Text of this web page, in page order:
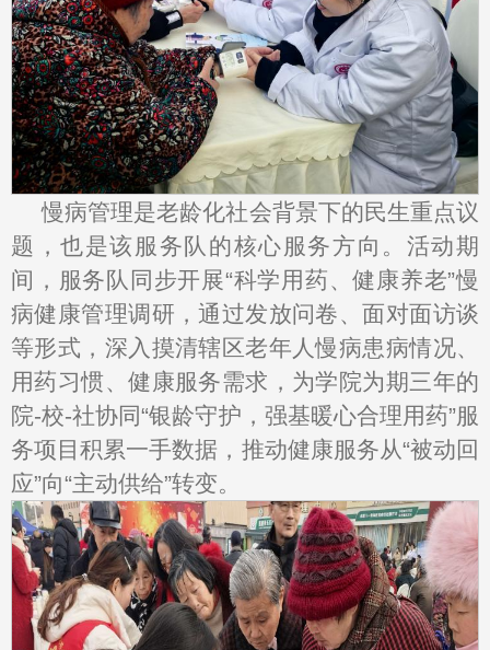
慢病管理是老龄化社会背景下的民生重点议
题，也是该服务队的核心服务方向。活动期
间，服务队同步开展“科学用药、健康养老”慢
病健康管理调研，通过发放问卷、面对面访谈
等形式，深入摸清辖区老年人慢病患病情况、
用药习惯、健康服务需求，为学院为期三年的
院-校-社协同“银龄守护，强基暖心合理用药”服
务项目积累一手数据，推动健康服务从“被动回
应”向“主动供给”转变。